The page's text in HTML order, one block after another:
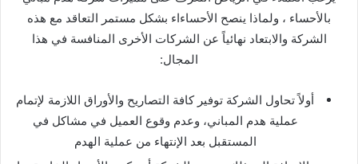
بالأحساء ، ولماذا ينصح الأحساءاء بشكل مستمر التعاقد مع هذه
الشركة والابتعاد نهائياً عن الشركات الأخرى المنافسة في هذا
المجال:
أولاً تحاول الشركة توفير كافة التصاريح والأوراق اللازمة لإتمام
عملية هدم المباني، وعدم وقوع العميل في مشاكل في
المستقبل بعد الإنتهاء من عملية الهدم